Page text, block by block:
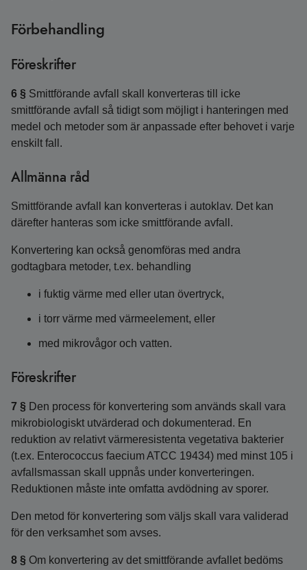
Förbehandling
Föreskrifter
6 § Smittförande avfall skall konverteras till icke
smittförande avfall så tidigt som möjligt i hanteringen med
medel och metoder som är anpassade efter behovet i varje
enskilt fall.
Allmänna råd
Smittförande avfall kan konverteras i autoklav. Det kan
därefter hanteras som icke smittförande avfall.
Konvertering kan också genomföras med andra
godtagbara metoder, t.ex. behandling
i fuktig värme med eller utan övertryck,
i torr värme med värmeelement, eller
med mikrovågor och vatten.
Föreskrifter
7 § Den process för konvertering som används skall vara
mikrobiologiskt utvärderad och dokumenterad. En
reduktion av relativt värmeresistenta vegetativa bakterier
(t.ex. Enterococcus faecium ATCC 19434) med minst 105 i
avfallsmassan skall uppnås under konverteringen.
Reduktionen måste inte omfatta avdödning av sporer.
Den metod för konvertering som väljs skall vara validerad
för den verksamhet som avses.
8 § Om konvertering av det smittförande avfallet bedöms